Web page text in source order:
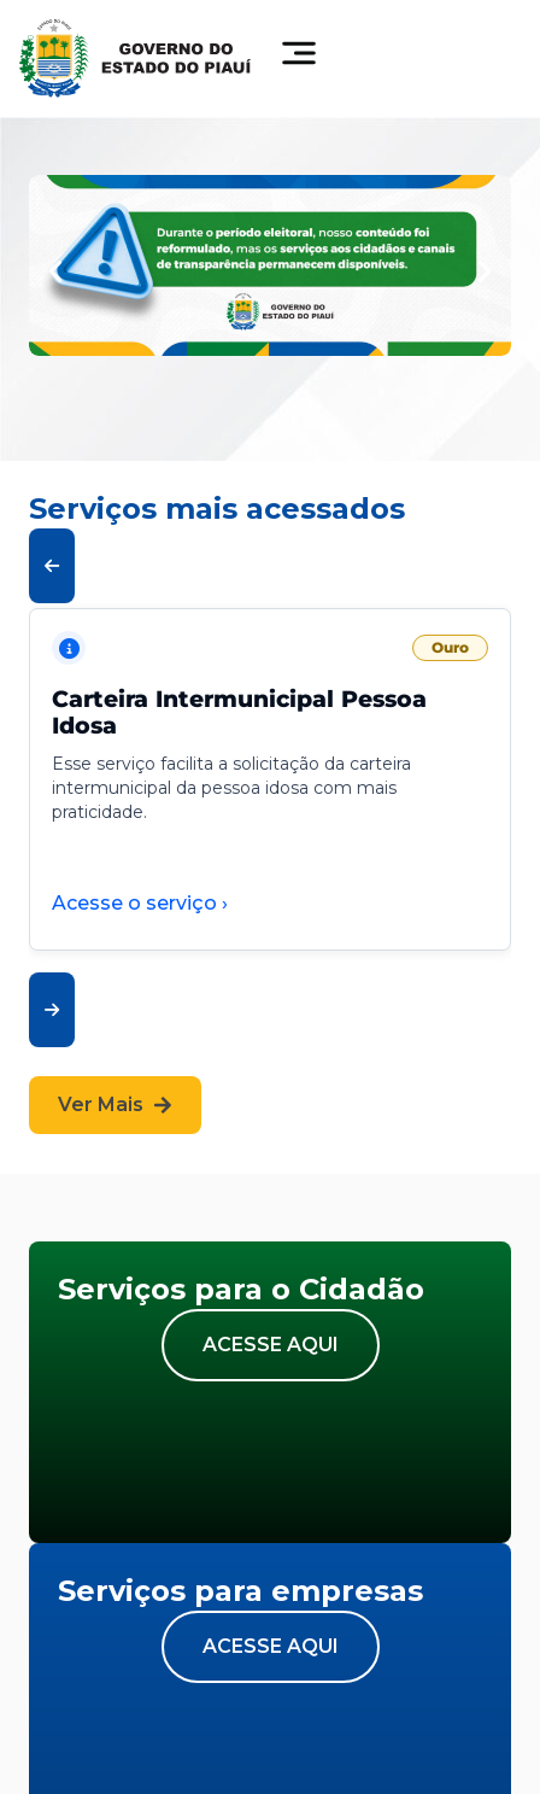
Serviços mais acessados
Ouro
Carteira Intermunicipal Pessoa
Idosa
Esse serviço facilita a solicitação da carteira
intermunicipal da pessoa idosa com mais
praticidade.
Acesse o serviço ›
Ver Mais
Serviços para o Cidadão
ACESSE AQUI
Serviços para empresas
ACESSE AQUI